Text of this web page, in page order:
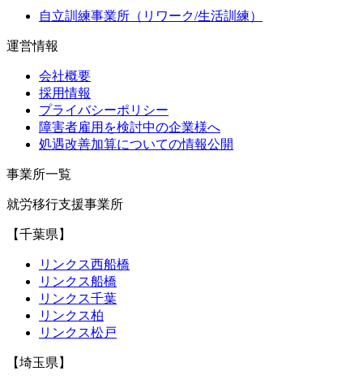
自立訓練事業所（リワーク/生活訓練）
運営情報
会社概要
採用情報
プライバシーポリシー
障害者雇用を検討中の企業様へ
処遇改善加算についての情報公開
事業所一覧
就労移行支援事業所
【千葉県】
リンクス西船橋
リンクス船橋
リンクス千葉
リンクス柏
リンクス松戸
【埼玉県】